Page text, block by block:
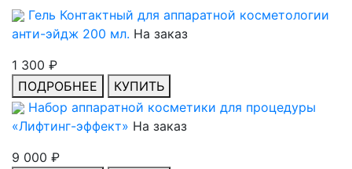
Гель Контактный для аппаратной косметологии
анти-эйдж 200 мл. На заказ
1 300 ₽
ПОДРОБНЕЕ
КУПИТЬ
Набор аппаратной косметики для процедуры
«Лифтинг-эффект» На заказ
9 000 ₽